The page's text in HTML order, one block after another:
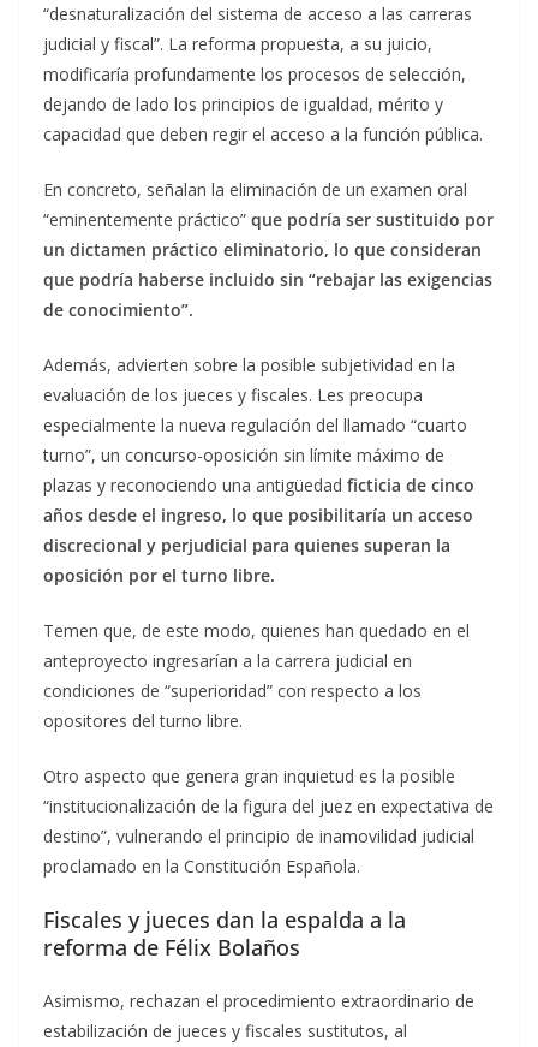
“desnaturalización del sistema de acceso a las carreras
judicial y fiscal”. La reforma propuesta, a su juicio,
modificaría profundamente los procesos de selección,
dejando de lado los principios de igualdad, mérito y
capacidad que deben regir el acceso a la función pública.
En concreto, señalan la eliminación de un examen oral
“eminentemente práctico” que podría ser sustituido por
un dictamen práctico eliminatorio, lo que consideran
que podría haberse incluido sin “rebajar las exigencias
de conocimiento”.
Además, advierten sobre la posible subjetividad en la
evaluación de los jueces y fiscales. Les preocupa
especialmente la nueva regulación del llamado “cuarto
turno”, un concurso-oposición sin límite máximo de
plazas y reconociendo una antigüedad ficticia de cinco
años desde el ingreso, lo que posibilitaría un acceso
discrecional y perjudicial para quienes superan la
oposición por el turno libre.
Temen que, de este modo, quienes han quedado en el
anteproyecto ingresarían a la carrera judicial en
condiciones de “superioridad” con respecto a los
opositores del turno libre.
Otro aspecto que genera gran inquietud es la posible
“institucionalización de la figura del juez en expectativa de
destino”, vulnerando el principio de inamovilidad judicial
proclamado en la Constitución Española.
Fiscales y jueces dan la espalda a la
reforma de Félix Bolaños
Asimismo, rechazan el procedimiento extraordinario de
estabilización de jueces y fiscales sustitutos, al